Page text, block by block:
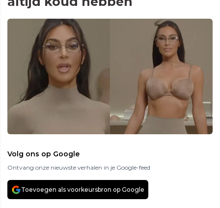
Volg ons op Google
Ontvang onze nieuwste verhalen in je Google-feed
Toevoegen als voorkeursbron op Google